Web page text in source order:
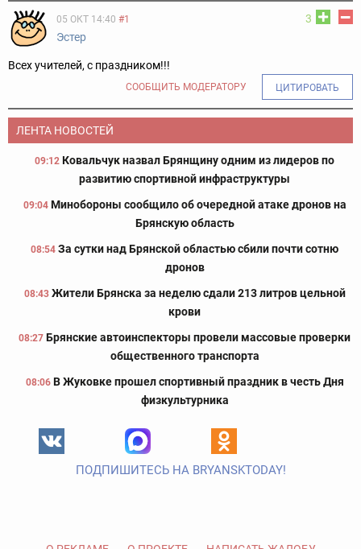
3
05 ОКТ 14:40 #1
Эстер
Всех учителей, с праздником!!!
СООБЩИТЬ МОДЕРАТОРУ ЦИТИРОВАТЬ
ЛЕНТА НОВОСТЕЙ
09:12 Ковальчук назвал Брянщину одним из лидеров по
развитию спортивной инфраструктуры
09:04 Минобороны сообщило об очередной атаке дронов на
Брянскую область
08:54 За сутки над Брянской областью сбили почти сотню
дронов
08:43 Жители Брянска за неделю сдали 213 литров цельной
крови
08:27 Брянские автоинспекторы провели массовые проверки
общественного транспорта
08:06 В Жуковке прошел спортивный праздник в честь Дня
физкультурника
ПОДПИШИТЕСЬ НА BRYANSKTODAY!